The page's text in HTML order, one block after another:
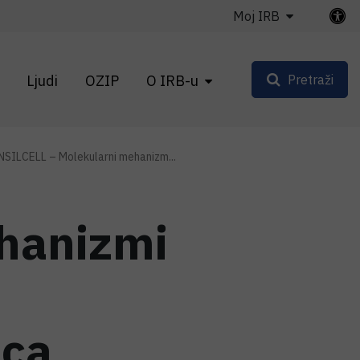
Ljudi OZIP O IRB-u
Moj IRB
Pretraži
– Molekularni mehanizm...